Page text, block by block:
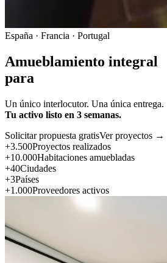
España · Francia · Portugal
Amueblamiento integral
para
Un único interlocutor. Una única entrega.
Tu activo listo en 3 semanas.
Solicitar propuesta gratisVer proyectos →
+3.500Proyectos realizados
+10.000Habitaciones amuebladas
+40Ciudades
+3Países
+1.000Proveedores activos